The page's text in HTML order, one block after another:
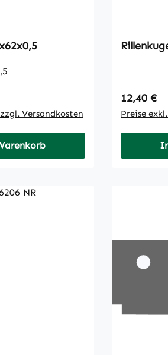
50x62x0,5
Versandkosten
Regulärer
12,40 €
Preise